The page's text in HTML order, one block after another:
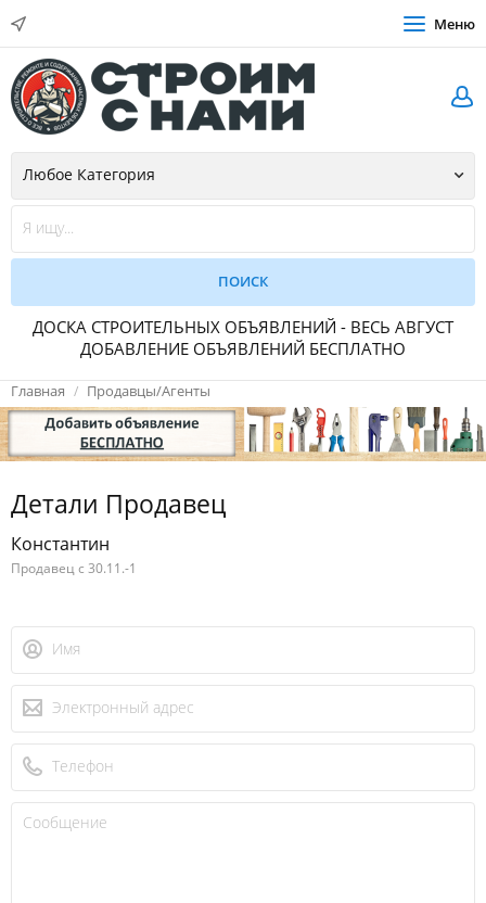
Меню
ДОСКА СТРОИТЕЛЬНЫХ ОБЪЯВЛЕНИЙ - ВЕСЬ АВГУСТ
ДОБАВЛЕНИЕ ОБЪЯВЛЕНИЙ БЕСПЛАТНО
Главная Продавцы/Агенты
Детали Продавец
Константин
Продавец с 30.11.-1